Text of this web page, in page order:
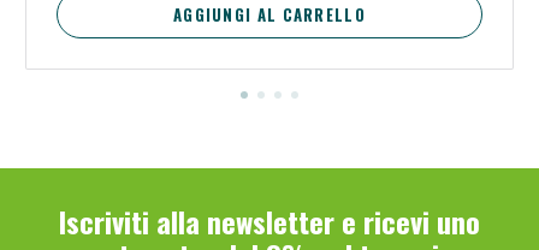
AGGIUNGI AL CARRELLO
Iscriviti alla newsletter e ricevi uno